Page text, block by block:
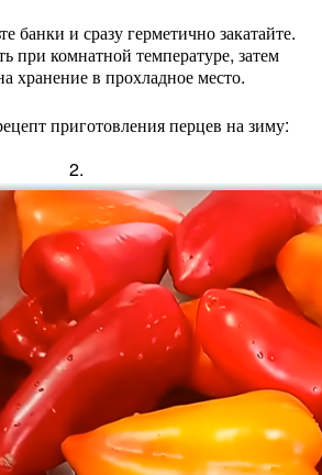
банки и сразугерметичнозакатайте.
при комнатной температуре, затем
хранениев прохладноеместо.
приготовления перцев на зиму:
2.